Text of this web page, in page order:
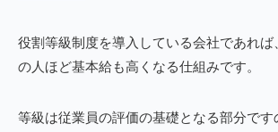
役割等級制度を導入している会社であれば
の人ほど基本給も高くなる仕組みです。
等級は従業員の評価の基礎となる部分です